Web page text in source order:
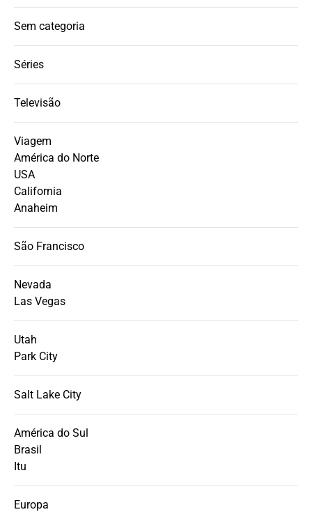
Sem categoria
Séries
Televisão
Viagem
América do Norte
USA
California
Anaheim
São Francisco
Nevada
Las Vegas
Utah
Park City
Salt Lake City
América do Sul
Brasil
Itu
Europa